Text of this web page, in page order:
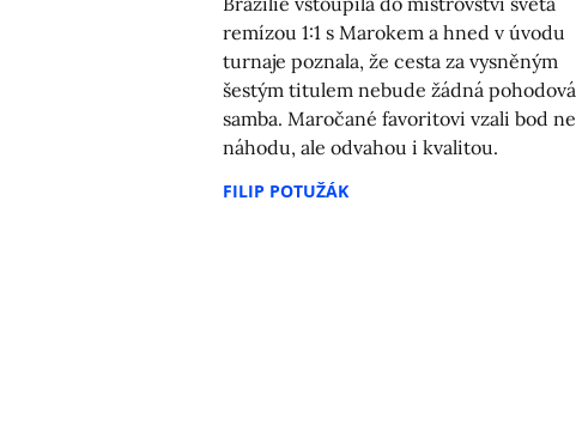
remízou 1:1 s Marokem a hned v úvodu
turnaje poznala, že cesta za vysněným
šestým titulem nebude žádná pohodová
samba. Maročané favoritovi vzali bod ne
náhodu, ale odvahou i kvalitou.
FILIP POTUŽÁK